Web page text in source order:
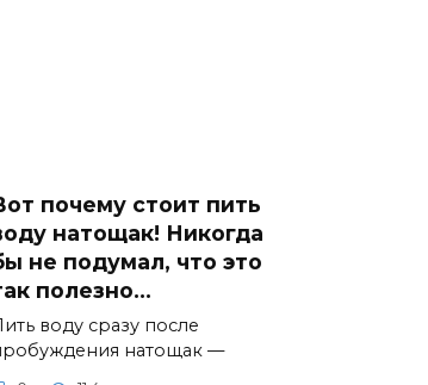
почему стоит пить
натощак! Никогда
не подумал, что это
полезно…
воду сразу после
натощак —